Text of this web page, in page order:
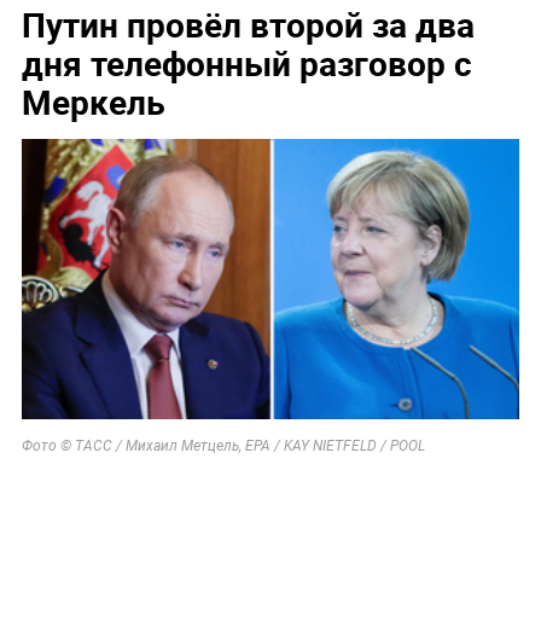
Путин провёл второй за два
дня телефонный разговор с
Меркель
Фото © ТАСС / Михаил Метцель, EPA / KAY NIETFELD / POOL